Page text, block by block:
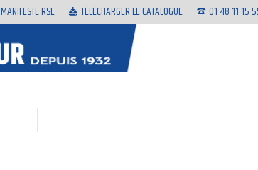
MANIFESTE RSE TÉLÉCHARGER LE CATALOGUE 01 48 11 15